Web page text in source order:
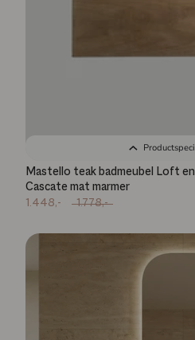
Mastello teak badmeubel Loft
Cascate mat marmer
1.448,- 1.778,-